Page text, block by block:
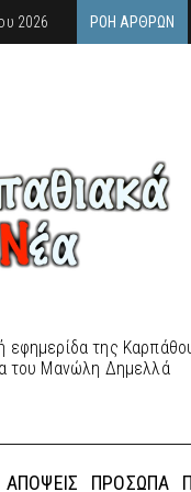
2026 ΡΟΉ ΆΡΘΡΩΝ
εφημερίδα της
του Μανώλη Δημελλά
ΑΠΌΨΕΙΣ ΠΡΌΣΩΠΑ